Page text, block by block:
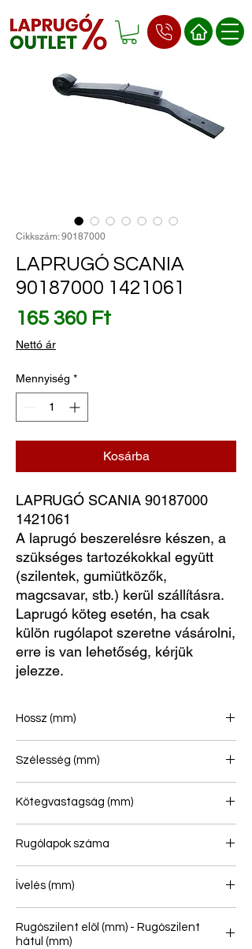
Cikkszám: 90187000
LAPRUGÓ SCANIA
90187000 1421061
165 360 FtÁr
Nettó ár
Mennyiség *
Kosárba
LAPRUGÓ SCANIA 90187000
1421061
A laprugó beszerelésre készen, a
szükséges tartozékokkal együtt
(szilentek, gumiütközők,
magcsavar, stb.) kerül szállításra.
Laprugó köteg esetén, ha csak
külön rugólapot szeretne vásárolni,
erre is van lehetőség, kérjük
jelezze.
Hossz (mm)
Szélesség (mm)
Kötegvastagság (mm)
Rugólapok száma
Ívelés (mm)
Rugószilent elöl (mm) - Rugószilent
hátul (mm)